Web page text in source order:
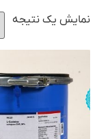
نمایش یک نتیجه